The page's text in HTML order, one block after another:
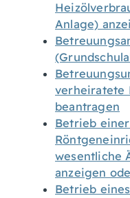
Anlage)
verheiratete
beantragen
Betrieb
wesentliche
anzeigen
Betrieb